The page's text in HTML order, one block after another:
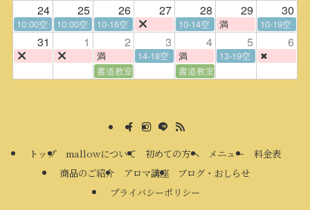
24 25 26 27 28 29 30
10:00空 10:00空 10-16空 10-14空 満 10-19空
31 1 2 3 4 5 6
満 14-18空 満 13-19空
✖
書道教室
書道教室
トップ mallowについて 初めての方へ メニュー
料金表
商品のご紹介
アロマ講座
ブログ・おしらせ
プライバシーポリシー